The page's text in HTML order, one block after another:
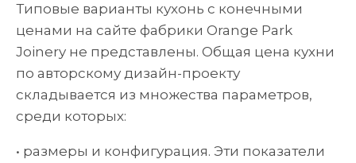
Типовые варианты кухонь с конечными
ценами на сайте фабрики Orange Park
Joinery не представлены. Общая цена кухни
по авторскому дизайн-проекту
складывается из множества параметров,
среди которых:
• размеры и конфигурация. Эти показатели